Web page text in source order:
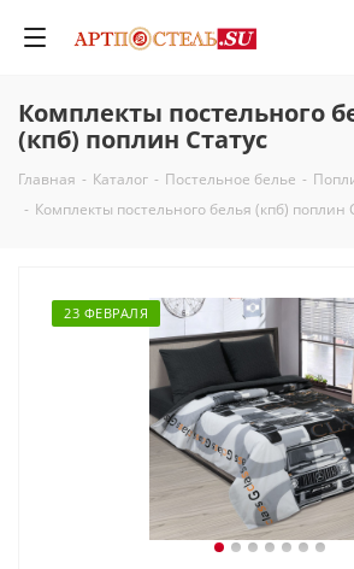
Комплекты постельного
(кпб) поплин Статус
Главная - Каталог - Постельное белье -
- Комплекты постельного белья (кпб) поплин
23 ФЕВРАЛЯ